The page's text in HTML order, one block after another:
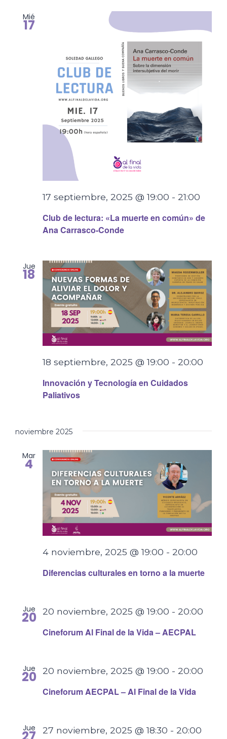
Mié
17
Club de lectura: «La muerte en común» de
Ana Carrasco-Conde
17 septiembre, 2025 @ 19:00 - 21:00
Jue
18
Innovación y Tecnología en Cuidados
Paliativos
18 septiembre, 2025 @ 19:00 - 20:00
noviembre 2025
Mar
4
Diferencias culturales en torno a la muerte
4 noviembre, 2025 @ 19:00 - 20:00
Jue
20
Cineforum Al Final de la Vida – AECPAL
20 noviembre, 2025 @ 19:00 - 20:00
Jue
20
Cineforum AECPAL – Al Final de la Vida
20 noviembre, 2025 @ 19:00 - 20:00
Jue 27 noviembre, 2025 @ 18:30 - 20:00